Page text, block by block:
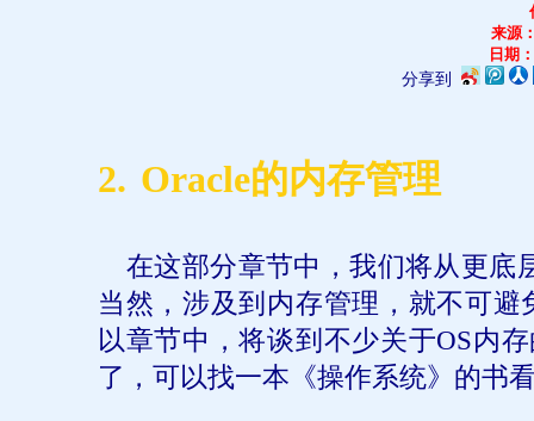
来源
日期：
分享到
2. Oracle的内存管理
在这部分章节中，我们将从更底
当然，涉及到内存管理，就不可避
以章节中，将谈到不少关于OS内
了，可以找一本《操作系统》的书